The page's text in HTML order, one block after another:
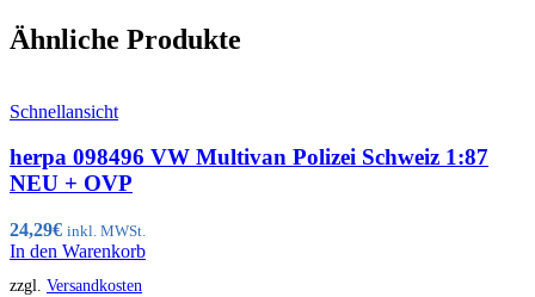
Ähnliche Produkte
Schnellansicht
herpa 098496 VW Multivan Polizei Schweiz 1:87
NEU + OVP
24,29€ inkl. MWSt.
In den Warenkorb
zzgl. Versandkosten